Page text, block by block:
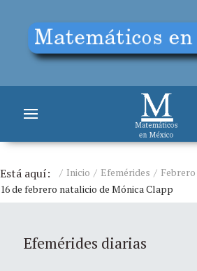
Está aquí: Inicio Efemérides
Febrero
16 de febrero natalicio de Mónica Clapp
Efemérides diarias